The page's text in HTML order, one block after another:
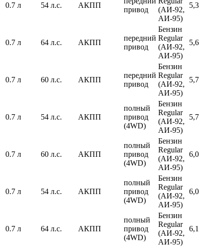
0.7 л 54 л.с. АКПП
привод
(АИ-92,
АИ-95)
5,3
0.7 л 64 л.с. АКПП
передний
привод
Бензин
Regular
(АИ-92,
АИ-95)
5,6
0.7 л 60 л.с. АКПП
передний
привод
Бензин
Regular
(АИ-92,
АИ-95)
5,7
0.7 л 54 л.с. АКПП
полный
привод
(4WD)
Бензин
Regular
(АИ-92,
АИ-95)
5,7
0.7 л 60 л.с. АКПП
полный
привод
(4WD)
Бензин
Regular
(АИ-92,
АИ-95)
6,0
0.7 л 54 л.с. АКПП
полный
привод
(4WD)
Бензин
Regular
(АИ-92,
АИ-95)
6,0
0.7 л 64 л.с. АКПП
полный
привод
(4WD)
Бензин
Regular
(АИ-92,
АИ-95)
6,1